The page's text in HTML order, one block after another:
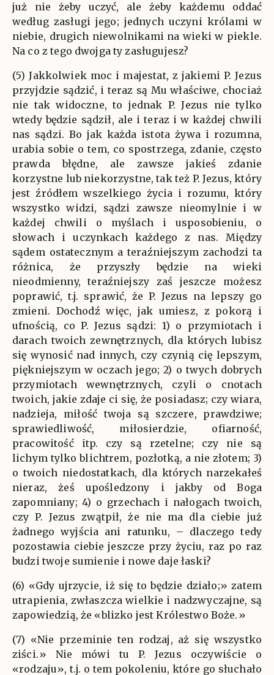
już nie żeby uczyć, ale żeby każdemu oddać
według zasługi jego; jednych uczyni królami w
niebie, drugich niewolnikami na wieki w piekle.
Na co z tego dwojga ty zasługujesz?
(5) Jakkolwiek moc i majestat, z jakiemi P. Jezus
przyjdzie sądzić, i teraz są Mu właściwe, chociaż
nie tak widoczne, to jednak P. Jezus nie tylko
wtedy będzie sądził, ale i teraz i w każdej chwili
nas sądzi. Bo jak każda istota żywa i rozumna,
urabia sobie o tem, co spostrzega, zdanie, często
prawda błędne, ale zawsze jakieś zdanie
korzystne lub niekorzystne, tak też P. Jezus, który
jest źródłem wszelkiego życia i rozumu, który
wszystko widzi, sądzi zawsze nieomylnie i w
każdej chwili o myślach i usposobieniu, o
słowach i uczynkach każdego z nas. Między
sądem ostatecznym a teraźniejszym zachodzi ta
różnica, że przyszły będzie na wieki
nieodmienny, teraźniejszy zaś jeszcze możesz
poprawić, t.j. sprawić, że P. Jezus na lepszy go
zmieni. Dochodź więc, jak umiesz, z pokorą i
ufnością, co P. Jezus sądzi: 1) o przymiotach i
darach twoich zewnętrznych, dla których lubisz
się wynosić nad innych, czy czynią cię lepszym,
piękniejszym w oczach jego; 2) o twych dobrych
przymiotach wewnętrznych, czyli o cnotach
twoich, jakie zdaje ci się, że posiadasz; czy wiara,
nadzieja, miłość twoja są szczere, prawdziwe;
sprawiedliwość, miłosierdzie, ofiarność,
pracowitość itp. czy są rzetelne; czy nie są
lichym tylko blichtrem, pozłotką, a nie złotem; 3)
o twoich niedostatkach, dla których narzekałeś
nieraz, żeś upośledzony i jakby od Boga
zapomniany; 4) o grzechach i nałogach twoich,
czy P. Jezus zwątpił, że nie ma dla ciebie już
żadnego wyjścia ani ratunku, – dlaczego tedy
pozostawia ciebie jeszcze przy życiu, raz po raz
budzi twoje sumienie i nowe daje łaski?
(6) «Gdy ujrzycie, iż się to będzie działo;» zatem
utrapienia, zwłaszcza wielkie i nadzwyczajne, są
zapowiedzią, że «blizko jest Królestwo Boże.»
(7) «Nie przeminie ten rodzaj, aż się wszystko
ziści.» Nie mówi tu P. Jezus oczywiście o
«rodzaju», t.j. o tem pokoleniu, które go słuchało